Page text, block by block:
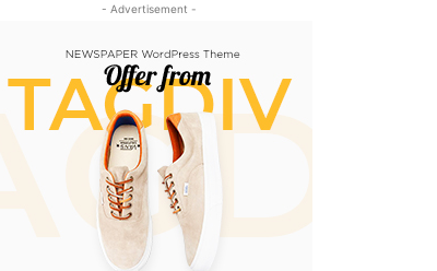
- Advertisement -